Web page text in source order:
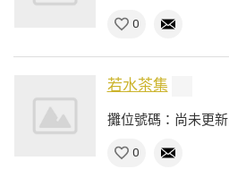
0
若水茶集
攤位號碼：尚未更新
0